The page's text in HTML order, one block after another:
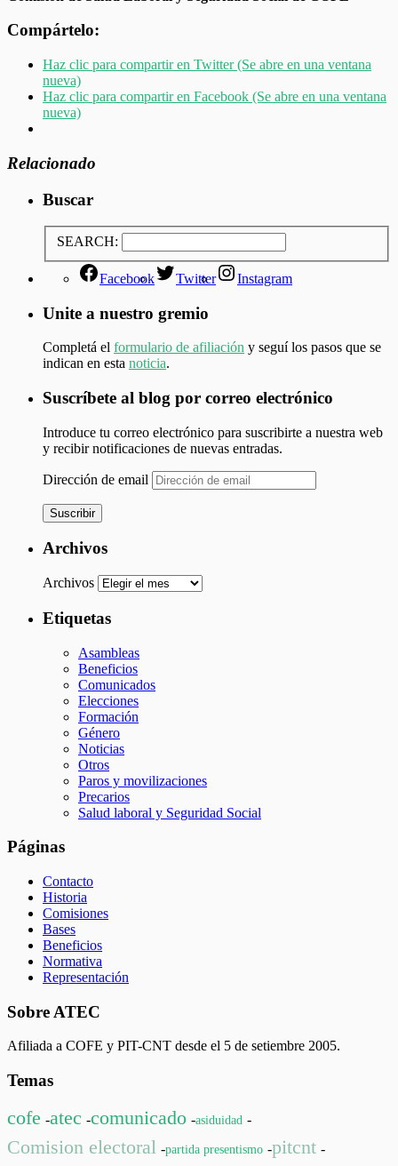
Compártelo:
Haz clic para compartir en Twitter (Se abre en una ventana
nueva)
Haz clic para compartir en Facebook (Se abre en una ventana
nueva)
Relacionado
Buscar
SEARCH:
Facebook Twitter Instagram
Unite a nuestro gremio
Completá el formulario de afiliación y seguí los pasos que se
indican en esta noticia.
Suscríbete al blog por correo electrónico
Introduce tu correo electrónico para suscribirte a nuestra web
y recibir notificaciones de nuevas entradas.
Dirección de email
Suscribir
Archivos
Archivos
Etiquetas
Asambleas
Beneficios
Comunicados
Elecciones
Formación
Género
Noticias
Otros
Paros y movilizaciones
Precarios
Salud laboral y Seguridad Social
Páginas
Contacto
Historia
Comisiones
Bases
Beneficios
Normativa
Representación
Sobre ATEC
Afiliada a COFE y PIT-CNT desde el 5 de setiembre 2005.
Temas
cofe -atec -comunicado -asiduidad -
Comision electoral -partida presentismo -pitcnt -